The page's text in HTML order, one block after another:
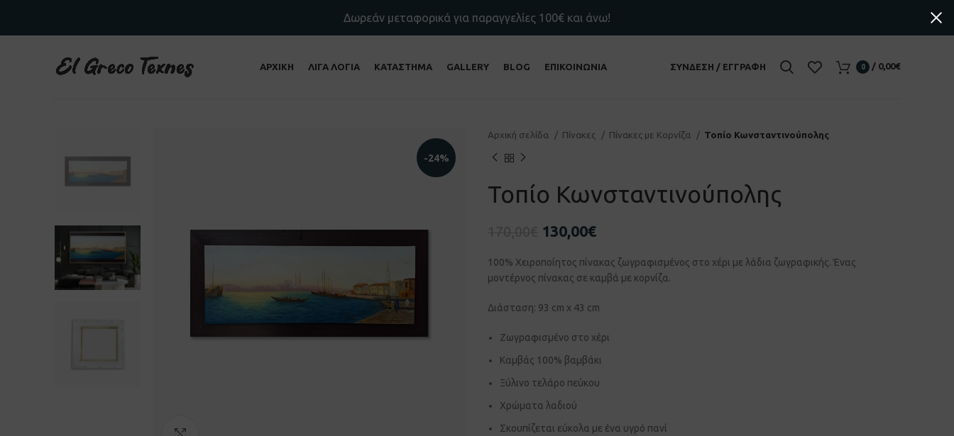
ΑΡΧΙΚΗ ΛΙΓΑ ΛΟΓΙΑ ΚΑΤΑΣΤΗΜΑ GALLERY BLOG ΕΠΙΚΟΙΝΩΝΙΑ ΣΎΝΔΕΣΗ / ΕΓΓΡΑΦΉ 0 / 0,00€
-24%
Αρχική σελίδα Πίνακες Πίνακες με Κορνίζα Τοπίο Κωνσταντινούπολης
Τοπίο Κωνσταντινούπολης
130,00€
100% Χειροποίητος πίνακας ζωγραφισμένος στο χέρι με λάδια ζωγραφικής. Ένας
μοντέρνος πίνακας σε καμβά με κορνίζα.
Διάσταση: 93 cm x 43 cm
Ζωγραφισμένο στο χέρι
Καμβάς 100% βαμβάκι
Ξύλινο τελάρο πεύκου
Χρώματα λαδιού
Σκουπίζεται εύκολα με ένα υγρό πανί
Δωρεάν μεταφορικά για παραγγελίες 100€ και άνω!